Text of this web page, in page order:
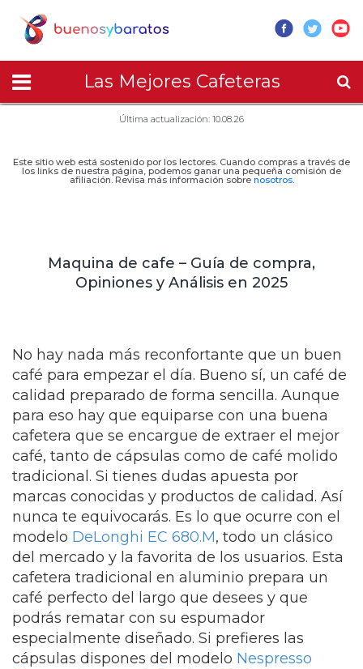
Las Mejores Cafeteras
Última actualización: 10.08.26
Este sitio web está sostenido por los lectores. Cuando compras a través de
los links de nuestra página, podemos ganar una pequeña comisión de
afiliación. Revisa más información sobre nosotros.
Maquina de cafe – Guía de compra,
Opiniones y Análisis en 2025
No hay nada más reconfortante que un buen
café para empezar el día. Bueno sí, un café de
calidad preparado de forma sencilla. Aunque
para eso hay que equiparse con una buena
cafetera que se encargue de extraer el mejor
café, tanto de cápsulas como de café molido
tradicional. Si tienes dudas apuesta por
marcas conocidas y productos de calidad. Así
nunca te equivocarás. Es lo que ocurre con el
modelo DeLonghi EC 680.M, todo un clásico
del mercado y la favorita de los usuarios. Esta
cafetera tradicional en aluminio prepara un
café perfecto del largo que desees y que
podrás rematar con su espumador
especialmente diseñado. Si prefieres las
cápsulas dispones del modelo Nespresso